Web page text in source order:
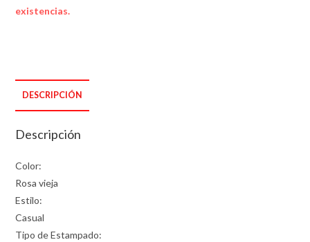
existencias.
DESCRIPCIÓN
Descripción
Color:
Rosa vieja
Estilo:
Casual
Tipo de Estampado: